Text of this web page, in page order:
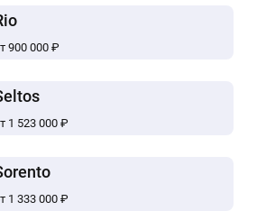
900 000 ₽
1 523 000 ₽
1 333 000 ₽